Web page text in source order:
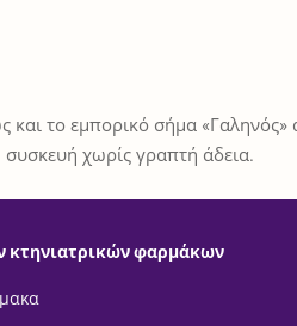
το εμπορικό σήμα «Γαληνός»
χωρίς γραπτή άδεια.
κτηνιατρικών φαρμάκων